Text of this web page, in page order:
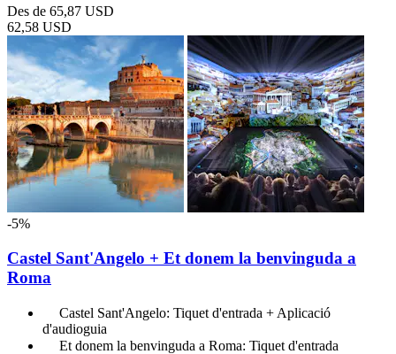
Des de 65,87 USD
62,58 USD
-5%
Castel Sant'Angelo + Et donem la benvinguda a
Roma
Castel Sant'Angelo: Tiquet d'entrada + Aplicació
d'audioguia
Et donem la benvinguda a Roma: Tiquet d'entrada